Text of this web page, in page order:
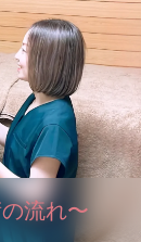
流れ〜